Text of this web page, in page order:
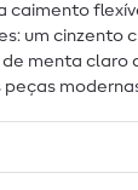
caimento
um cinzento
menta